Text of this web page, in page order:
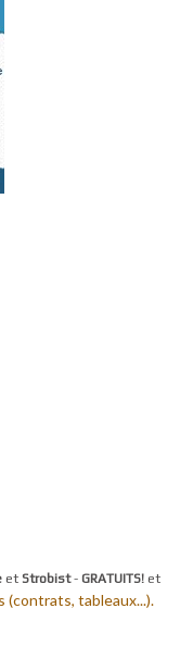
et Strobist- GRATUITS! et
tableaux...).